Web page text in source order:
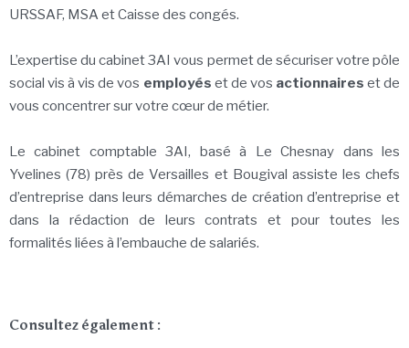
URSSAF, MSA et Caisse des congés.
L’expertise du cabinet 3AI vous permet de sécuriser votre pôle
social vis à vis de vos employés et de vos actionnaires et de
vous concentrer sur votre cœur de métier.
Le cabinet comptable 3AI, basé à Le Chesnay dans les
Yvelines (78) près de Versailles et Bougival assiste les chefs
d’entreprise dans leurs démarches de création d’entreprise et
dans la rédaction de leurs contrats et pour toutes les
formalités liées à l’embauche de salariés.
Consultez également :